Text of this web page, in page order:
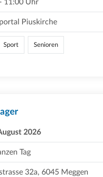
11:00 Uhr
Piuskirche
Sport Senioren
2026
Tag
32a, 6045 Meggen